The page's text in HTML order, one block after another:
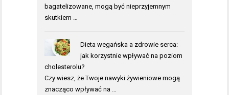
bagatelizowane, mogą być nieprzyjemnym
skutkiem …
Dieta wegańska a zdrowie serca:
jak korzystnie wpływać na poziom
cholesterolu?
Czy wiesz, że Twoje nawyki żywieniowe mogą
znacząco wpływać na …